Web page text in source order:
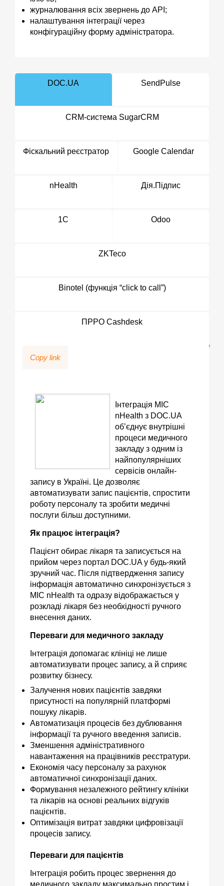
журналювання всіх звернень до API;
налаштування інтеграції через
конфігураційну форму адміністратора.
DOC.UA SendPulse
CRM-система SugarCRM
Фіскальний реєстратор Google Calendar
nHealth Дія.Підпис
1С Odoo
ZKTeco
Binotel (функція “click to call”)
ПРРО Cashdesk
Copy link
Інтеграція МІС
nHealth з DOC.UA
об’єднує внутрішні
процеси медичного
закладу з одним із
найпопулярніших
сервісів онлайн-
запису в Україні. Це дозволяє
автоматизувати запис пацієнтів, спростити
роботу персоналу та зробити медичні
послуги більш доступними.
Як працює інтеграція?
Пацієнт обирає лікаря та записується на
прийом через портал DOC.UA у будь-який
зручний час. Після підтвердження запису
інформація автоматично синхронізується з
МІС nHealth та одразу відображається у
розкладі лікаря без необхідності ручного
внесення даних.
Переваги для медичного закладу
Інтеграція допомагає клініці не лише
автоматизувати процес запису, а й сприяє
розвитку бізнесу.
Залучення нових пацієнтів завдяки
присутності на популярній платформі
пошуку лікарів.
Автоматизація процесів без дублювання
інформації та ручного введення записів.
Зменшення адміністративного
навантаження на працівників реєстратури.
Економія часу персоналу за рахунок
автоматичної синхронізації даних.
Формування незалежного рейтингу клініки
та лікарів на основі реальних відгуків
пацієнтів.
Оптимізація витрат завдяки цифровізації
процесів запису.
Переваги для пацієнтів
Інтеграція робить процес звернення до
медичного закладу максимально простим і